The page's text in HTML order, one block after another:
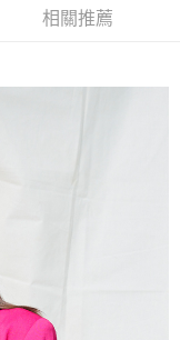
動跳轉到大哥付的交易
止日，確認付款後即完
通過，訂單將自動取
你分期系統評分，恕無
月結算日後寄送繳費提
灣大直營門市／銀行轉
稱本公司）所提供，讓
商店將買賣／分期付款
交帳款。
至「AFTEE先享後付」
帳。
結，可透過四大超商／
完成。
需要取消訂單，請聯絡
效，需透過AFTEE先享
相關推薦